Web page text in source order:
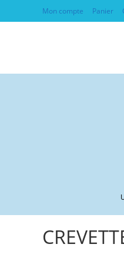
Mon compte Panier